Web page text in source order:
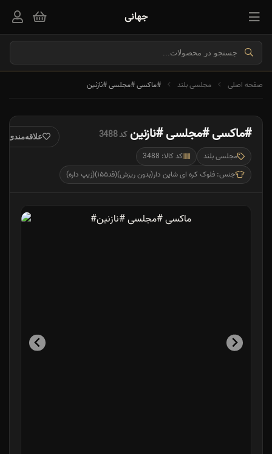
جهانی
صفحه اصلی مجلسی بلند #ماکسی #مجلسی #نازنین
#ماکسی #مجلسی #نازنینکد 3488
مجلسی بلند
کد کالا: 3488
جنس: فلوک کره ای شاین دار(بدون ریزش)(قد۱۵۵)(زیپ داره)
علاقه‌مندی